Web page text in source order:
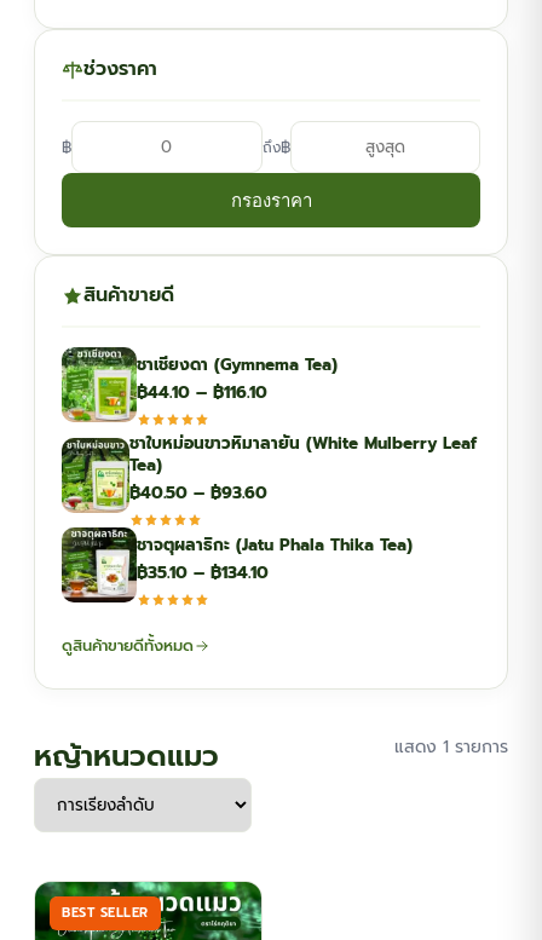
ช่วงราคา
฿ ถึง฿
กรองราคา
สินค้าขายดี
ชาเชียงดา (Gymnema Tea)
฿44.10 – ฿116.10Price
฿44.10
฿116.10
ชาใบหม่อนขาวหิมาลายัน (White Mulberry Leaf
Tea)
฿40.50 – ฿93.60Price
฿40.50
through
ชาจตุผลาธิกะ (Jatu Phala Thika Tea)
฿35.10 – ฿134.10Price
ดูสินค้าขายดีทั้งหมด
หญ้าหนวดแมว แสดง 1 รายการ
BEST SELLER